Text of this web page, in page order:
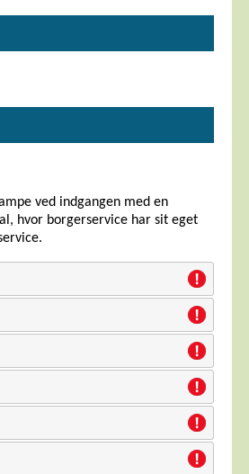
ved indgangen med en
hvor borgerservice har sit eget